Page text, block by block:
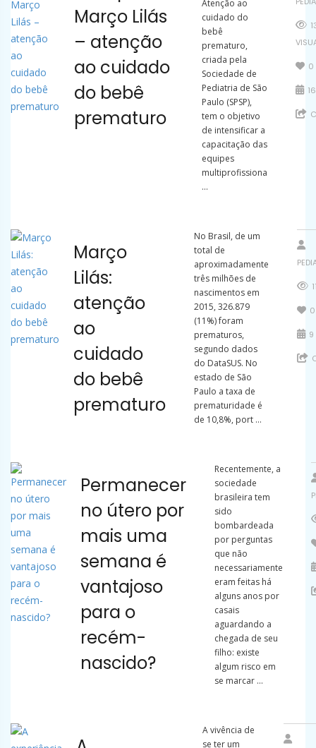
Março Lilás
– atenção
ao cuidado
do bebê
prematuro
Atenção ao
cuidado do
bebê
prematuro,
criada pela
Sociedade de
Pediatria de São
Paulo (SPSP),
tem o objetivo
de intensificar a
capacitação das
equipes
multiprofissiona
...
0
Março
Lilás:
atenção
ao
cuidado
do bebê
prematuro
No Brasil, de um
total de
aproximadamente
três milhões de
nascimentos em
2015, 326.879
(11%) foram
prematuros,
segundo dados
do DataSUS. No
estado de São
Paulo a taxa de
prematuridade é
de 10,8%, port ...
0
9
Permanecer
no útero por
mais uma
semana é
vantajoso
para o
recém-
nascido?
Recentemente, a
sociedade
brasileira tem
sido
bombardeada
por perguntas
que não
necessariamente
eram feitas há
alguns anos por
casais
aguardando a
chegada de seu
filho: existe
algum risco em
se marcar ...
A vivência de
se ter um